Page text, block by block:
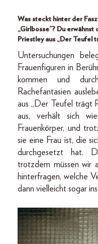
Was steckt hinter der
„Girlbosse“? Du
Priestley aus „Der Teufel
Untersuchungen
Frauenfiguren in
kommen und
Rachefantasien
aus „Der Teufel trägt
aus, verhält sich
Frauenkörper, und
sie eine Frau ist, die
durchgesetzt hat.
trotzdem müssen wir
hinterfragen, welche
dann vielleicht sogar